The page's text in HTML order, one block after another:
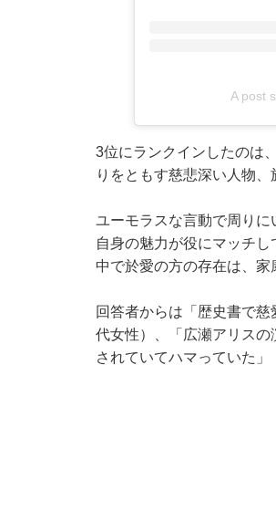
A post
3位にランクインしたのは
りをともす慈悲深い人物、
ユーモラスな言動で周りに
自身の魅力が役にマッチ
中で於愛の方の存在は、家
回答者からは「歴史書で
代女性）、「広瀬アリス
されていてハマっていた」